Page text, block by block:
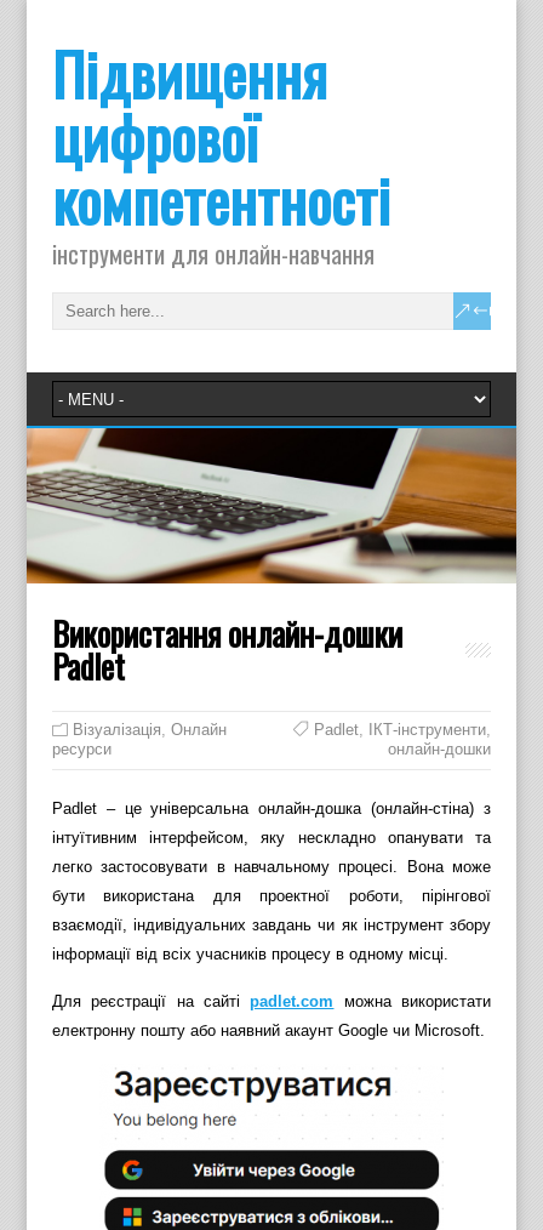
Підвищення
цифрової
компетентності
інструменти для онлайн-навчання
Використання онлайн-дошки
Padlet
Візуалізація, Онлайн
ресурси
Padlet, ІКТ-інструменти,
онлайн-дошки
Padlet – це універсальна онлайн-дошка (онлайн-стіна) з
інтуїтивним інтерфейсом, яку нескладно опанувати та
легко застосовувати в навчальному процесі. Вона може
бути використана для проектної роботи, пірінгової
взаємодії, індивідуальних завдань чи як інструмент збору
інформації від всіх учасників процесу в одному місці.
Для реєстрації на сайтіpadlet.com можна використати
електронну пошту або наявний акаунт Google чи Microsoft.